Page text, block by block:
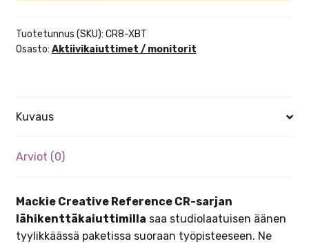
Tuotetunnus (SKU): CR8-XBT
Osasto: Aktiivikaiuttimet / monitorit
Kuvaus
Arviot (0)
Mackie Creative Reference CR-sarjan
lähikenttäkaiuttimilla saa studiolaatuisen äänen
tyylikkäässä paketissa suoraan työpisteeseen. Ne